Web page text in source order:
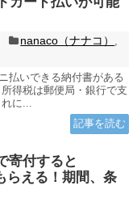
nanaco（ナナコ） ,
払いできる納付書がある
得税は郵便局・銀行で支
に...
記事を読む
寄付すると
らえる！期間、条